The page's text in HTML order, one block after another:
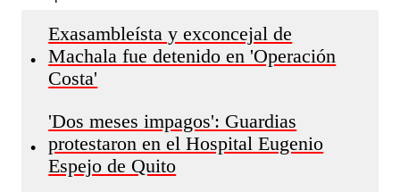
•
Exasambleísta y exconcejal de
Machala fue detenido en 'Operación
Costa'
•
'Dos meses impagos': Guardias
protestaron en el Hospital Eugenio
Espejo de Quito